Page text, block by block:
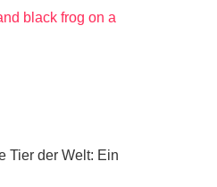
Tier der Welt: Ein